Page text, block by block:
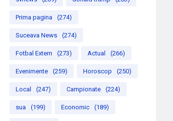
Prima pagina (274)
Suceava News (274)
Fotbal Extern (273) Actual (266)
Evenimente (259) Horoscop (250)
Local (247) Campionate (224)
sua (199) Economic (189)